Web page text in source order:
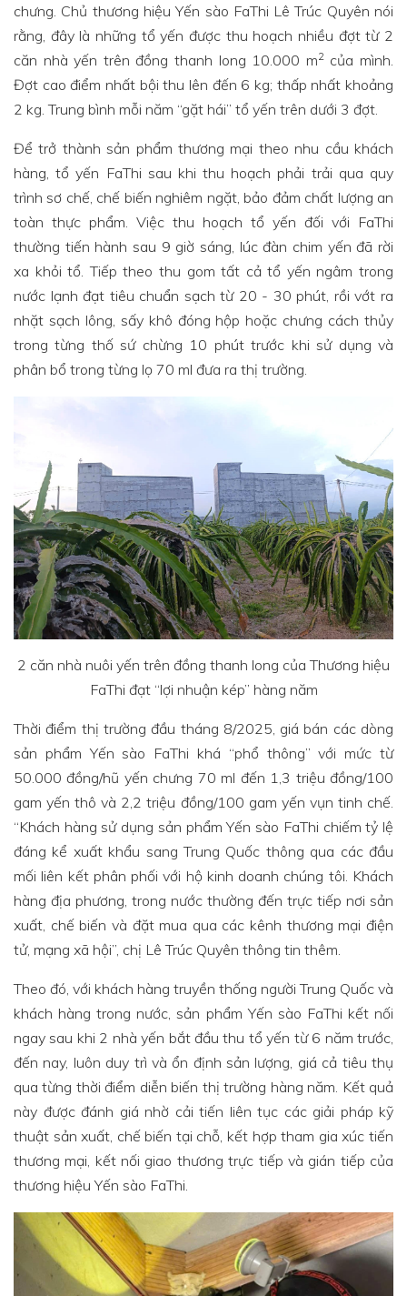
chưng. Chủ thương hiệu Yến sào FaThi Lê Trúc Quyên nói
rằng, đây là những tổ yến được thu hoạch nhiều đợt từ 2
căn nhà yến trên đồng thanh long 10.000 m2của mình.
Đợt cao điểm nhất bội thu lên đến 6 kg; thấp nhất khoảng
2 kg. Trung bình mỗi năm “gặt hái” tổ yến trên dưới 3 đợt.
Để trở thành sản phẩm thương mại theo nhu cầu khách
hàng, tổ yến FaThi sau khi thu hoạch phải trải qua quy
trình sơ chế, chế biến nghiêm ngặt, bảo đảm chất lượng an
toàn thực phẩm. Việc thu hoạch tổ yến đối với FaThi
thường tiến hành sau 9 giờ sáng, lúc đàn chim yến đã rời
xa khỏi tổ. Tiếp theo thu gom tất cả tổ yến ngâm trong
nước lạnh đạt tiêu chuẩn sạch từ 20 - 30 phút, rồi vớt ra
nhặt sạch lông, sấy khô đóng hộp hoặc chưng cách thủy
trong từng thố sứ chừng 10 phút trước khi sử dụng và
phân bổ trong từng lọ 70 ml đưa ra thị trường.
2 căn nhà nuôi yến trên đồng thanh long của Thương hiệu
FaThi đạt “lợi nhuận kép” hàng năm
Thời điểm thị trường đầu tháng 8/2025, giá bán các dòng
sản phẩm Yến sào FaThi khá “phổ thông” với mức từ
50.000 đồng/hũ yến chưng 70 ml đến 1,3 triệu đồng/100
gam yến thô và 2,2 triệu đồng/100 gam yến vụn tinh chế.
“Khách hàng sử dụng sản phẩm Yến sào FaThi chiếm tỷ lệ
đáng kể xuất khẩu sang Trung Quốc thông qua các đầu
mối liên kết phân phối với hộ kinh doanh chúng tôi. Khách
hàng địa phương, trong nước thường đến trực tiếp nơi sản
xuất, chế biến và đặt mua qua các kênh thương mại điện
tử, mạng xã hội”, chị Lê Trúc Quyên thông tin thêm.
Theo đó, với khách hàng truyền thống người Trung Quốc và
khách hàng trong nước, sản phẩm Yến sào FaThi kết nối
ngay sau khi 2 nhà yến bắt đầu thu tổ yến từ 6 năm trước,
đến nay, luôn duy trì và ổn định sản lượng, giá cả tiêu thụ
qua từng thời điểm diễn biến thị trường hàng năm. Kết quả
này được đánh giá nhờ cải tiến liên tục các giải pháp kỹ
thuật sản xuất, chế biến tại chỗ, kết hợp tham gia xúc tiến
thương mại, kết nối giao thương trực tiếp và gián tiếp của
thương hiệu Yến sào FaThi.